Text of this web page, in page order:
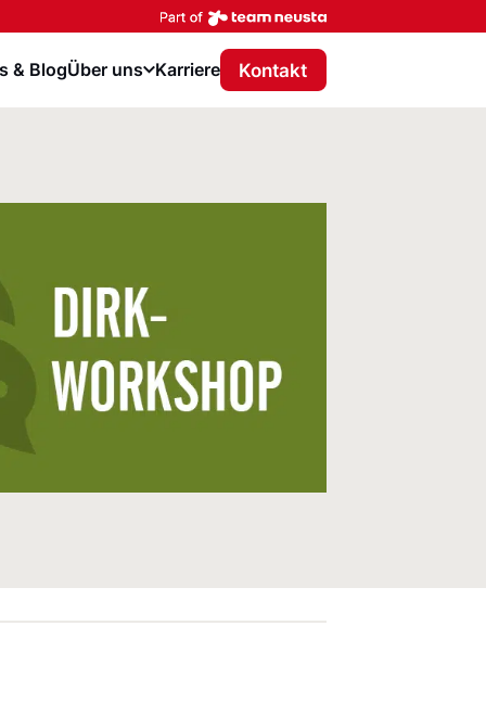
Part of team
& BlogÜber uns Karriere Kontakt